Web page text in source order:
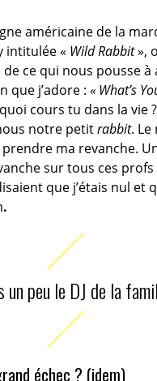
américaine de la
intitulée « Wild Rabbit»,
ce qui nous pousse à
que j’adore : « What’s
cours tu dans la vie
notre petitrabbit. Le
prendre ma revanche.
sur tous ces
que j’étais nul et
.
un peu le DJ de la
échec ? (idem)